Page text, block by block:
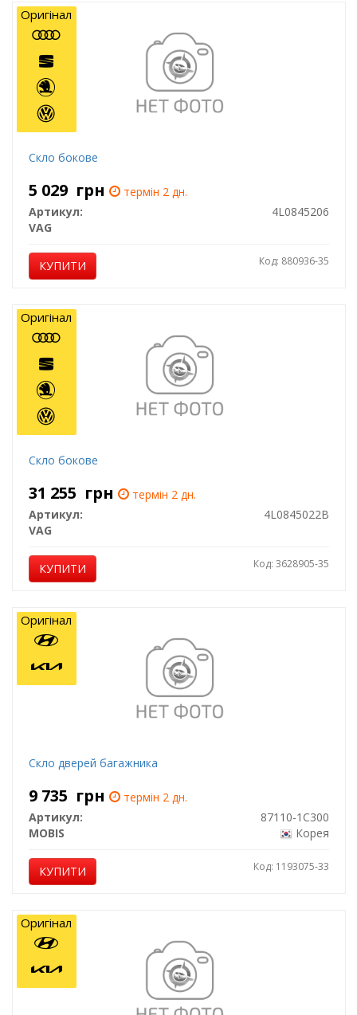
Скло бокове
5 029 грн
термін 2 дн.
Артикул:
4L0845206
VAG
КУПИТИ Код: 880936-35
Оригінал
Скло бокове
31 255 грн
термін 2 дн.
Артикул:
4L0845022B
VAG
КУПИТИ Код: 3628905-35
Оригінал
Скло дверей багажника
9 735 грн
термін 2 дн.
Артикул:
87110-1C300
MOBIS
Корея
КУПИТИ Код: 1193075-33
Оригінал
Оригінал